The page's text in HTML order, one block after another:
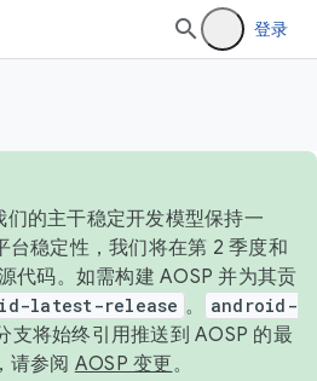
登录
的主干稳定开发模型保持一
台稳定性，我们将在第 2 季度和
代码。如需构建 AOSP 并为其贡
latest-release 。
android-
支将始终引用推送到 AOSP 的最
请参阅 AOSP 变更。